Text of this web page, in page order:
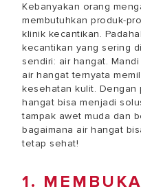
Kebanyakan orang
membutuhkan produk-
klinik kecantikan.
kecantikan yang sering
sendiri: air hangat.
air hangat ternyata
kesehatan kulit. Dengan
hangat bisa menjadi
tampak awet muda dan
bagaimana air hangat
tetap sehat!
1.